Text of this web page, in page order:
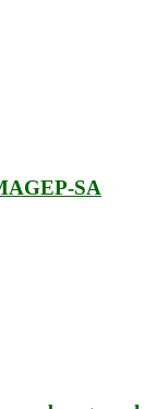
SA